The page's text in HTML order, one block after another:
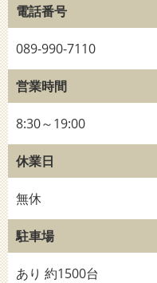
電話番号
089-990-7110
営業時間
8:30～19:00
休業日
無休
駐車場
あり 約1500台